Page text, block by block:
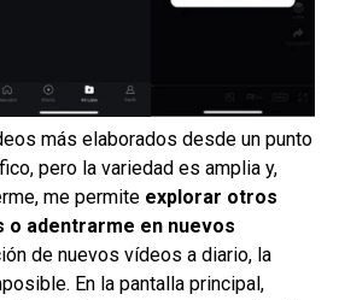
más elaborados desde un punto
pero la variedad es amplia y,
me permite explorar otros
o adentrarme en nuevos
de nuevos vídeos a diario, la
En la pantalla principal,